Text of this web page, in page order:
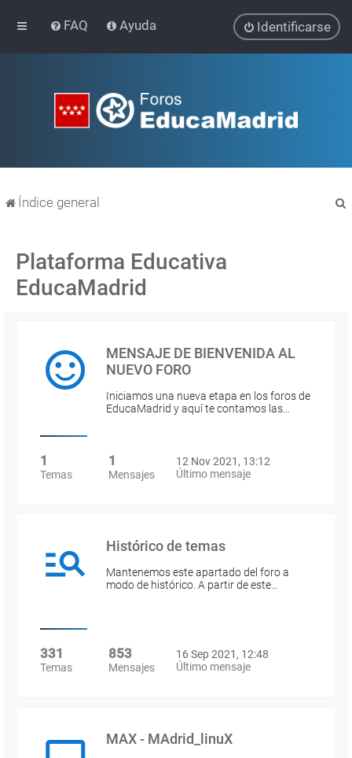
FAQ Ayuda Identificarse
Índice general
Plataforma Educativa
EducaMadrid
MENSAJE DE BIENVENIDA AL
NUEVO FORO
Iniciamos una nueva etapa en los foros de
EducaMadrid y aquí te contamos las…
1
Temas
1
Mensajes
12 Nov 2021, 13:12
Último mensaje
Histórico de temas
Mantenemos este apartado del foro a
modo de histórico. A partir de este…
331
Temas
853
Mensajes
16 Sep 2021, 12:48
Último mensaje
MAX - MAdrid_linuX